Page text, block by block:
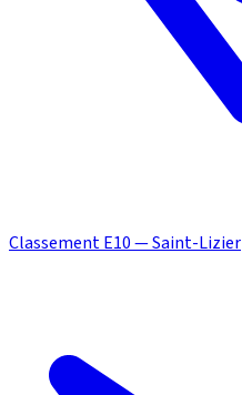
Classement E10 — Saint-Lizier